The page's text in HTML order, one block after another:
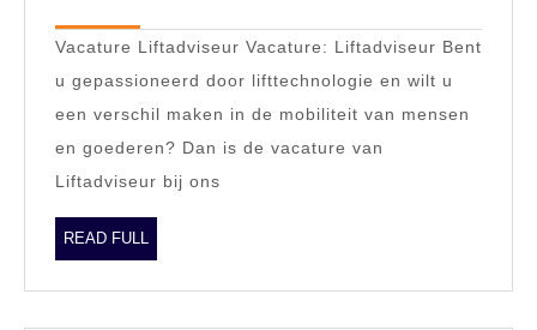
een
Verschil
in
de
Vacature Liftadviseur Vacature: Liftadviseur Bent
u gepassioneerd door lifttechnologie en wilt u
een verschil maken in de mobiliteit van mensen
en goederen? Dan is de vacature van
Liftadviseur bij ons
READ FULL
FULL